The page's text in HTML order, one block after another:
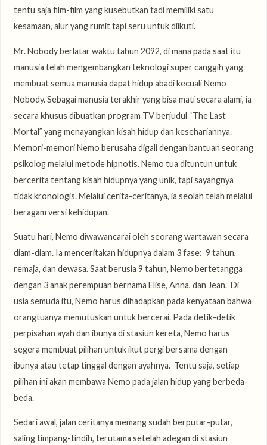
tentu saja film-film yang kusebutkan tadi memiliki satu
kesamaan, alur yang rumit tapi seru untuk diikuti.
Mr. Nobody berlatar waktu tahun 2092, di mana pada saat itu
manusia telah mengembangkan teknologi super canggih yang
membuat semua manusia dapat hidup abadi kecuali Nemo
Nobody. Sebagai manusia terakhir yang bisa mati secara alami, ia
secara khusus dibuatkan program TV berjudul “The Last
Mortal” yang menayangkan kisah hidup dan kesehariannya.
Memori-memori Nemo berusaha digali dengan bantuan seorang
psikolog melalui metode hipnotis. Nemo tua dituntun untuk
bercerita tentang kisah hidupnya yang unik, tapi sayangnya
tidak kronologis. Melalui cerita-ceritanya, ia seolah telah melalui
beragam versi kehidupan.
Suatu hari, Nemo diwawancarai oleh seorang wartawan secara
diam-diam. Ia menceritakan hidupnya dalam 3 fase: 9 tahun,
remaja, dan dewasa. Saat berusia 9 tahun, Nemo bertetangga
dengan 3 anak perempuan bernama Elise, Anna, dan Jean. Di
usia semuda itu, Nemo harus dihadapkan pada kenyataan bahwa
orangtuanya memutuskan untuk bercerai. Pada detik-detik
perpisahan ayah dan ibunya di stasiun kereta, Nemo harus
segera membuat pilihan untuk ikut pergi bersama dengan
ibunya atau tetap tinggal dengan ayahnya. Tentu saja, setiap
pilihan ini akan membawa Nemo pada jalan hidup yang berbeda-
beda.
Sedari awal, jalan ceritanya memang sudah berputar-putar,
saling timpang-tindih, terutama setelah adegan di stasiun